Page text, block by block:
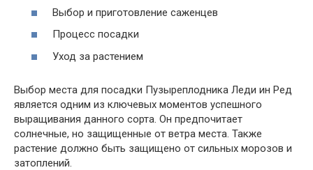
Выбор и приготовление саженцев
Процесс посадки
Уход за растением
Выбор места для посадки Пузыреплодника Леди ин Ред
является одним из ключевых моментов успешного
выращивания данного сорта. Он предпочитает
солнечные, но защищенные от ветра места. Также
растение должно быть защищено от сильных морозов и
затоплений.